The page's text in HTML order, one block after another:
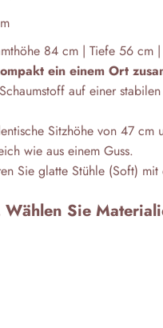
84 cm | Tiefe 56 cm
ein einem Ort
auf einer
Sitzhöhe von 47 cm
wie aus einem Guss.
Sie glatte Stühle (Soft)
Sie